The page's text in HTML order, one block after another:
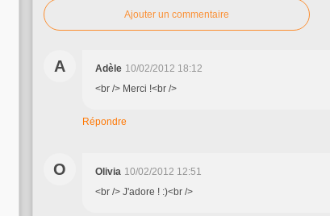
Ajouter un commentaire
A Adèle 10/02/2012 18:12
<br /> Merci !<br />
Répondre
O Olivia 10/02/2012 12:51
<br /> J'adore ! :)<br />